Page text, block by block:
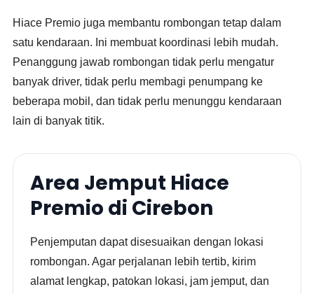
Hiace Premio juga membantu rombongan tetap dalam
satu kendaraan. Ini membuat koordinasi lebih mudah.
Penanggung jawab rombongan tidak perlu mengatur
banyak driver, tidak perlu membagi penumpang ke
beberapa mobil, dan tidak perlu menunggu kendaraan
lain di banyak titik.
Area Jemput Hiace
Premio di Cirebon
Penjemputan dapat disesuaikan dengan lokasi
rombongan. Agar perjalanan lebih tertib, kirim
alamat lengkap, patokan lokasi, jam jemput, dan